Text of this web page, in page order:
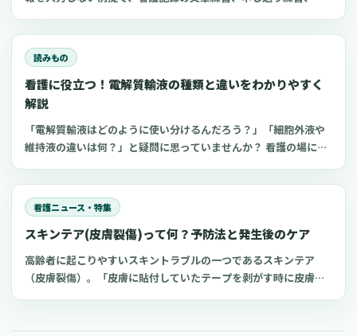
読みもの
看護に役立つ！電解質輸液の種類と違いをわかりやすく
解説
「電解質輸液はどのように使い分けるんだろう？」「細胞外液や
維持液の違いは何？」と疑問に思っていませんか？ 看護の場にお
類は多く、看護師がそれぞれの輸液製剤の特徴や使い分けを理解
するのは難しいものです。 今回は、看護師が知っておきたい電解
質輸液の種類と違いについてわかりやすく解説します。
看護ニュース・特集
スキンテア(皮膚裂傷)って何？予防法と発生後のケア
高齢者に起こりやすいスキントラブルの一つであるスキンテア
（皮膚裂傷）。「皮膚に貼付していたテープを剥がす時に皮膚が
ついてしっかり理解しておかなければ、適切に対処できず症状の